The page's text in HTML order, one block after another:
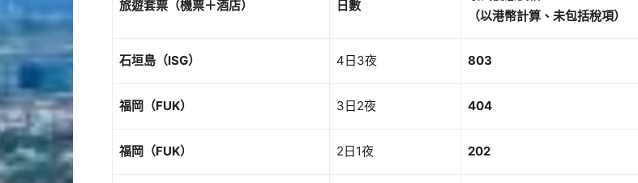
旅遊套票（機票＋酒店） 日數
（以港幣計算、未包括稅項）
石垣島（ISG） 4日3夜 803
福岡（FUK） 3日2夜 404
福岡（FUK） 2日1夜 202